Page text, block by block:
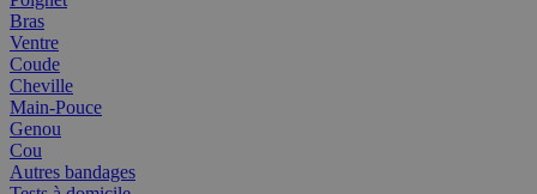
Bras
Ventre
Coude
Cheville
Main-Pouce
Genou
Cou
Autres bandages